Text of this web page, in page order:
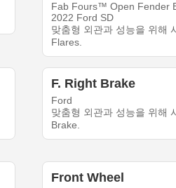
Fab Fours™ Open Fender
2022 Ford SD
맞춤형 외관과 성능을 위해
Flares.
F. Right Brake
Ford
맞춤형 외관과 성능을 위해
Brake.
Front Wheel